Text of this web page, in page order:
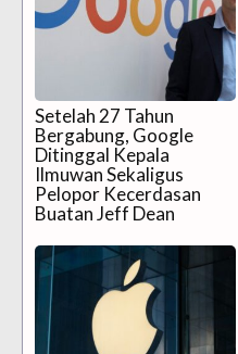
Setelah 27 Tahun
Bergabung, Google
Ditinggal Kepala
Ilmuwan Sekaligus
Pelopor Kecerdasan
Buatan Jeff Dean